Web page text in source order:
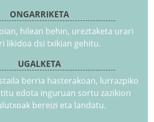
ONGARRIKETA
hilean behin, ureztaketa urari
likidoa dsi txikian gehitu.
UGALKETA
berria hasterakoan, lurrazpiko
edota inguruan sortu zazikion
bereizi eta landatu.